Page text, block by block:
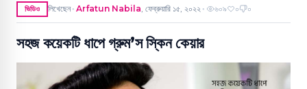
ভিডিও লিখেছেন ● Arfatun Nabila, ফেব্রুয়ারি ১৫, ২০২২ ● ৬০৯ ০ ০
সহজ কয়েকটি ধাপে গ্রুম’স স্কিন কেয়ার